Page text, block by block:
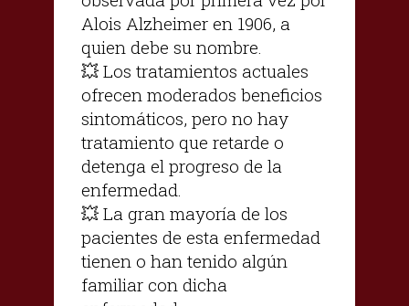
Alois Alzheimer en 1906, a
quien debe su nombre.
💥 Los tratamientos actuales
ofrecen moderados beneficios
sintomáticos, pero no hay
tratamiento que retarde o
detenga el progreso de la
enfermedad.
💥 La gran mayoría de los
pacientes de esta enfermedad
tienen o han tenido algún
familiar con dicha